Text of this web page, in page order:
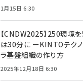
1月15日 6:30
【CNDW2025】250環境
は30分に ーKINTOテク
ラ基盤組織の作り方
2025年12月18日 6:30